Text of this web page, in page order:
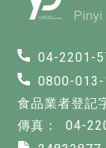
04-2201-
0800-013-
食品業者登記
04-